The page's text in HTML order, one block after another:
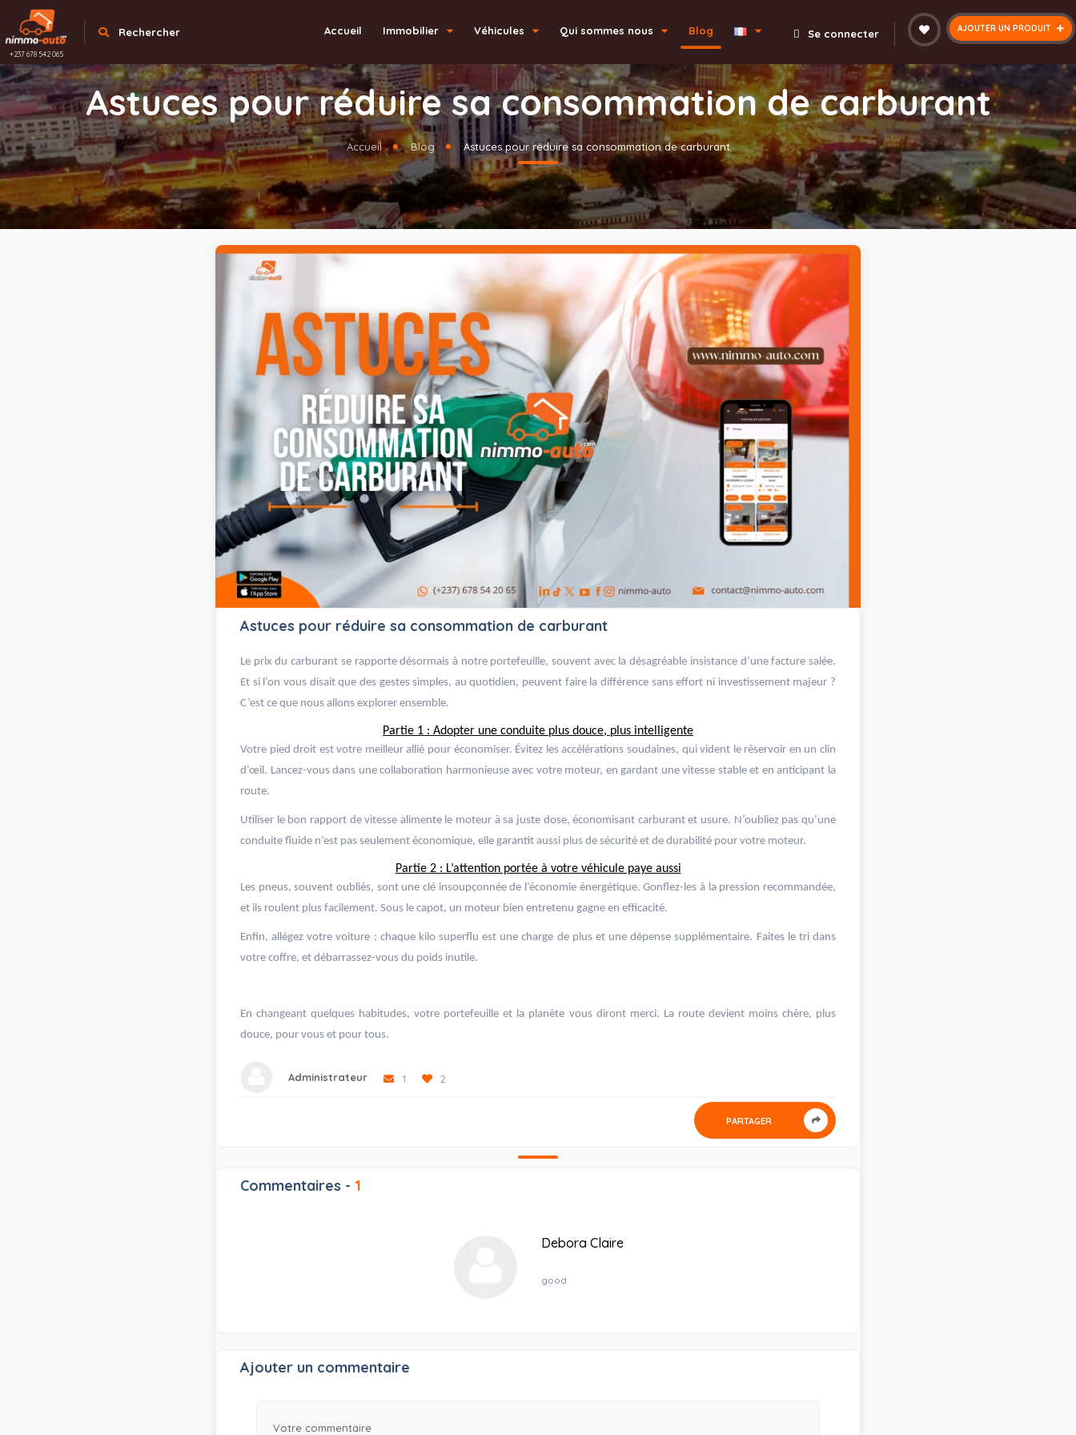
+237 678 542 065
Rechercher AJOUTER UN PRODUIT
Se connecter
Accueil Immobilier Véhicules Qui sommes nous Blog
Astuces pour réduire sa consommation de carburant
Accueil Blog Astuces pour réduire sa consommation de carburant
Astuces pour réduire sa consommation de carburant
Le prix du carburant se rapporte désormais à notre portefeuille, souvent avec la désagréable insistance d’une facture salée.
Et si l’on vous disait que des gestes simples, au quotidien, peuvent faire la différence sans effort ni investissement majeur ?
C’est ce que nous allons explorer ensemble.
Partie 1 : Adopter une conduite plus douce, plus intelligente
Votre pied droit est votre meilleur allié pour économiser. Évitez les accélérations soudaines, qui vident le réservoir en un clin
d’œil. Lancez-vous dans une collaboration harmonieuse avec votre moteur, en gardant une vitesse stable et en anticipant la
route.
Utiliser le bon rapport de vitesse alimente le moteur à sa juste dose, économisant carburant et usure. N’oubliez pas qu’une
conduite fluide n’est pas seulement économique, elle garantit aussi plus de sécurité et de durabilité pour votre moteur.
Partie 2 : L’attention portée à votre véhicule paye aussi
Les pneus, souvent oubliés, sont une clé insoupçonnée de l’économie énergétique. Gonflez-les à la pression recommandée,
et ils roulent plus facilement. Sous le capot, un moteur bien entretenu gagne en efficacité.
Enfin, allégez votre voiture : chaque kilo superflu est une charge de plus et une dépense supplémentaire. Faites le tri dans
votre coffre, et débarrassez-vous du poids inutile.
En changeant quelques habitudes, votre portefeuille et la planète vous diront merci. La route devient moins chère, plus
douce, pour vous et pour tous.
Administrateur 1 2
PARTAGER
Commentaires - 1
Debora Claire
good
Ajouter un commentaire